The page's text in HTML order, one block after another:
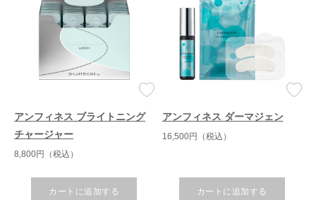
アンフィネス ブライトニング
チャージャー
8,800円（税込）
カートに追加する
アンフィネス ダーマジェン
16,500円（税込）
カートに追加する